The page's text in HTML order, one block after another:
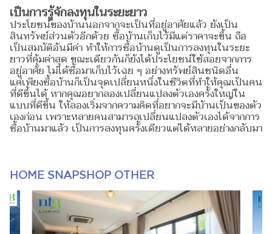
เป็นการรู้จักลงทุนในระยะยาว
ประโยชน์ของบ้านนอกจากจะเป็นที่อยู่อาศัยแล้ว ยังเป็น
สินทรัพย์ส่วนตัวอีกด้วย ซื้อบ้านเก็บไว้มีแต่ราคาจะขึ้น ถือ
เป็นสมบัติอันมีค่า ทำให้การซื้อบ้านดูเป็นการลงทุนในระยะ
ยาวที่คุ้มค่าสุด ขณะเดียวกันก็ยังได้ประโยชน์ใช้สอยจากการ
อยู่อาศัย ไม่ได้ซื้อมาเก็บไว้เฉย ๆ อย่างทรัพย์สินชนิดอื่น
แค่เพียงซื้อบ้านก็เป็นจุดเปลี่ยนหนึ่งในชีวิตที่ทำให้คุณเป็นคน
ที่ดีขึ้นได้ หากคุณอยากลองเปลี่ยนแปลงตัวเองครั้งใหญ่ใน
แบบที่ดีขึ้น ให้ลองเริ่มจากความคิดที่อยากจะมีบ้านเป็นของตัว
เองก่อน เพราะหลายคนสามารถเปลี่ยนแปลงตัวเองได้จากการ
ซื้อบ้านมาแล้ว เป็นการลงทุนครั้งเดียวแต่ได้หลายอย่างกลับมา
HOME SNAPSHOP OTHER